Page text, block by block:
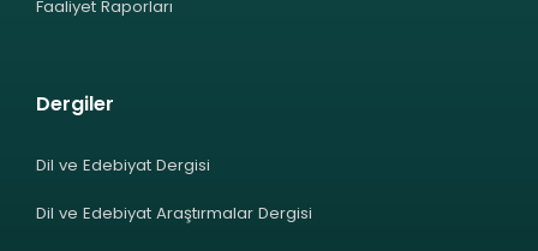
Faaliyet Raporları
Dergiler
Dil ve Edebiyat Dergisi
Dil ve Edebiyat Araştırmalar Dergisi